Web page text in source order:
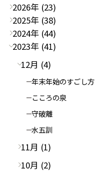
2026年 (23)
2025年 (38)
2024年 (44)
2023年 (41)
12月 (4)
年末年始のすごし方
こころの泉
守破離
水五訓
11月 (1)
10月 (2)